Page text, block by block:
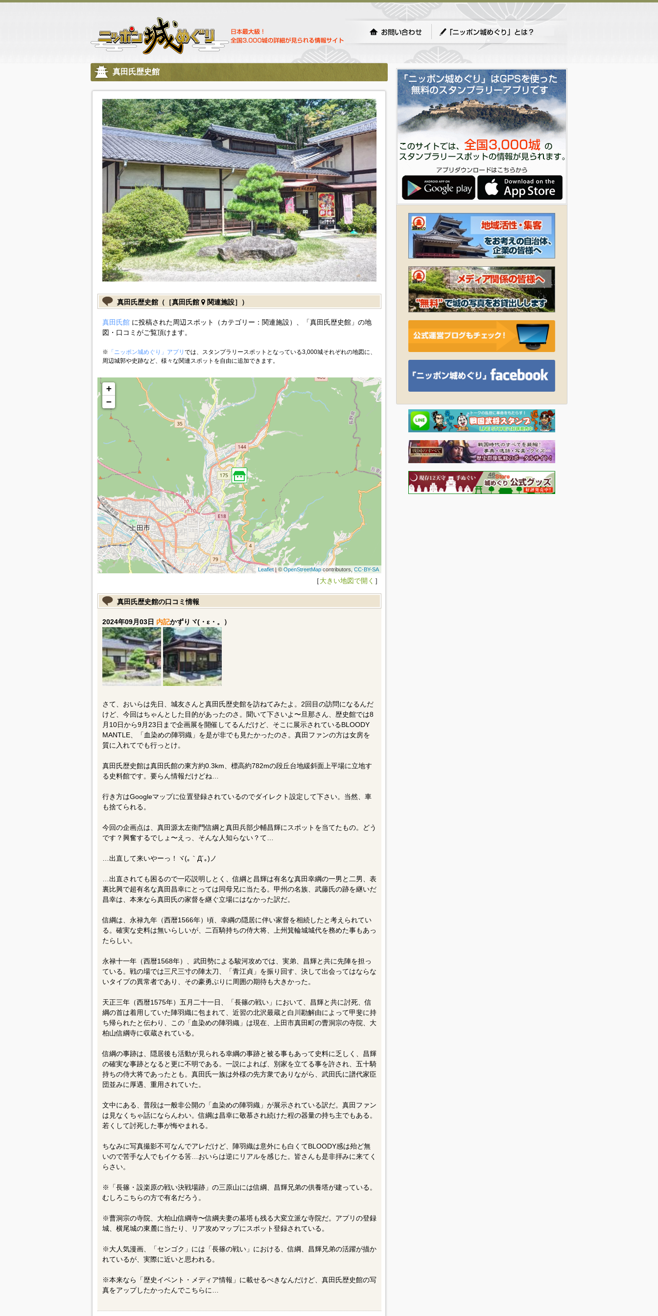
真田氏歴史館
真田氏歴史館（［真田氏館 関連施設］）
真田氏館に投稿された周辺スポット（カテゴリー：関連施設）、「真田氏歴史館」の地
図・口コミがご覧頂けます。
※ 「ニッポン城めぐり」アプリ では、スタンプラリースポットとなっている3,000城それぞれの地図に、
周辺城郭や史跡など、様々な関連スポットを自由に追加できます。
+
−
Leaflet| © OpenStreetMapcontributors, CC-BY-SA
［大きい地図で開く ］
真田氏歴史館の口コミ情報
2024年09月03日 内記かずりヾ(・ε・。）
さて、おいらは先日、城友さんと真田氏歴史館を訪ねてみたよ。2回目の訪問になるんだ
けど、今回はちゃんとした目的があったのさ。聞いて下さいよ〜旦那さん、歴史館では8
月10日から9月23日まで企画展を開催してるんだけど、そこに展示されているBLOODY
MANTLE、「血染めの陣羽織」を是が非でも見たかったのさ。真田ファンの方は女房を
質に入れてでも行っとけ。
真田氏歴史館は真田氏館の東方約0.3km、標高約782mの段丘台地緩斜面上平場に立地す
る史料館です。要らん情報だけどね…
行き方はGoogleマップに位置登録されているのでダイレクト設定して下さい。当然、車
も捨てられる。
今回の企画点は、真田源太左衛門信綱と真田兵部少輔昌輝にスポットを当てたもの。どう
です？興奮するでしょ〜えっ、そんな人知らない？て…
…出直して来いやーっ！ヾ(｡｀Д´｡)ノ
…出直されても困るので一応説明しとく、信綱と昌輝は有名な真田幸綱の一男と二男、表
裏比興で超有名な真田昌幸にとっては同母兄に当たる。甲州の名族、武藤氏の跡を継いだ
昌幸は、本来なら真田氏の家督を継ぐ立場にはなかった訳だ。
信綱は、永禄九年（西暦1566年）頃、幸綱の隠居に伴い家督を相続したと考えられてい
る。確実な史料は無いらしいが、二百騎持ちの侍大将、上州箕輪城城代を務めた事もあっ
たらしい。
永禄十一年（西暦1568年）、武田勢による駿河攻めでは、実弟、昌輝と共に先陣を担っ
ている。戦の場では三尺三寸の陣太刀、「青江貞」を振り回す、決して出会ってはならな
いタイプの異常者であり、その豪勇ぶりに周囲の期待も大きかった。
天正三年（西暦1575年）五月二十一日、「長篠の戦い」において、昌輝と共に討死、信
綱の首は着用していた陣羽織に包まれて、近習の北沢最蔵と白川勘解由によって甲斐に持
ち帰られたと伝わり、この「血染めの陣羽織」は現在、上田市真田町の曹洞宗の寺院、大
柏山信綱寺に収蔵されている。
信綱の事跡は、隠居後も活動が見られる幸綱の事跡と被る事もあって史料に乏しく、昌輝
の確実な事跡となると更に不明である。一説によれば、別家を立てる事を許され、五十騎
持ちの侍大将であったとも。真田氏一族は外様の先方衆でありながら、武田氏に譜代家臣
団並みに厚遇、重用されていた。
文中にある、普段は一般非公開の「血染めの陣羽織」が展示されている訳だ。真田ファン
は見なくちゃ話にならんわい。信綱は昌幸に敬慕され続けた程の器量の持ち主でもある。
若くして討死した事が悔やまれる。
ちなみに写真撮影不可なんでアレだけど、陣羽織は意外にも白くてBLOODY感は殆ど無
いので苦手な人でもイケる筈…おいらは逆にリアルを感じた。皆さんも是非拝みに来てく
らさい。
※「長篠・設楽原の戦い決戦場跡」の三原山には信綱、昌輝兄弟の供養塔が建っている。
むしろこちらの方で有名だろう。
※曹洞宗の寺院、大柏山信綱寺〜信綱夫妻の墓塔も残る大変立派な寺院だ。アプリの登録
城、横尾城の東麓に当たり、リア攻めマップにスポット登録されている。
※大人気漫画、「センゴク」には「長篠の戦い」における、信綱、昌輝兄弟の活躍が描か
れているが、実際に近いと思われる。
※本来なら「歴史イベント・メディア情報」に載せるべきなんだけど、真田氏歴史館の写
真をアップしたかったんでこちらに…